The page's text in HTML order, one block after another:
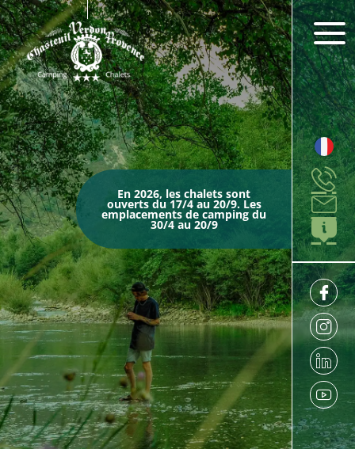
En 2026, les chalets sont
ouverts du 17/4 au 20/9. Les
emplacements de camping du
30/4 au 20/9